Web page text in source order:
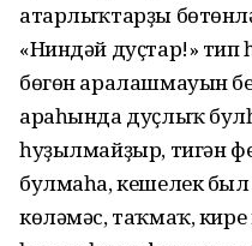
атарлыҡтарҙы
«Ниндәй дуҫтар!» тип
бөгөн аралашмауын
араһында дуҫлыҡ
һуҙылмайҙыр, тигән
булмаһа, кешелек
көләмәс, таҡмаҡ,